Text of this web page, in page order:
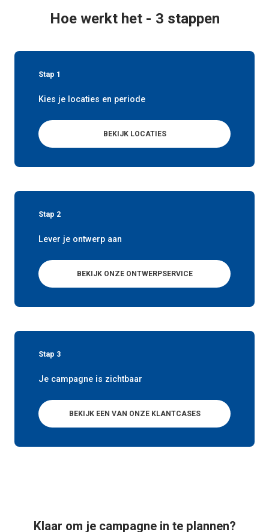
Hoe werkt het - 3 stappen
Stap 1
Kies je locaties en periode
BEKIJK LOCATIES
Stap 2
Lever je ontwerp aan
BEKIJK ONZE ONTWERPSERVICE
Stap 3
Je campagne is zichtbaar
BEKIJK EEN VAN ONZE KLANTCASES
Klaar om je campagne in te plannen?